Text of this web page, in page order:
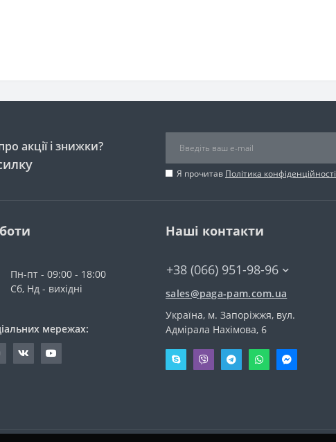
акції і знижки?
Я прочитав Політика конфіденційності
Пн-пт - 09:00 - 18:00
Сб, Нд - вихідні
мережах:
Наші контакти
+38 (066) 951-98-96
sales@paga-pam.com.ua
Україна, м. Запоріжжя, вул.
Адмірала Нахімова, 6